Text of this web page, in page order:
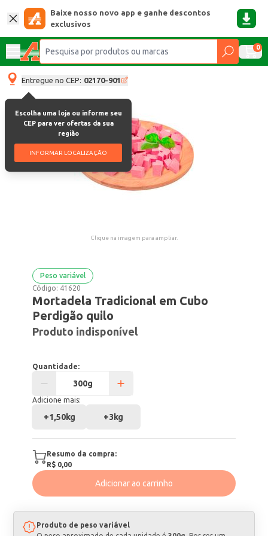
Baixe nosso novo app e ganhe descontos
exclusivos
0
Entregue no CEP: 02170-901
Escolha uma loja ou informe seu
CEP para ver ofertas da sua
região
INFORMAR LOCALIZAÇÃO
Clique na imagem para ampliar.
Peso variável
Código: 41620
Mortadela Tradicional em Cubo
Perdigão quilo
Produto indisponível
Quantidade:
Adicione mais:
+1,50kg +3kg
Resumo da compra:
R$ 0,00
Adicionar ao carrinho
Produto de peso variável